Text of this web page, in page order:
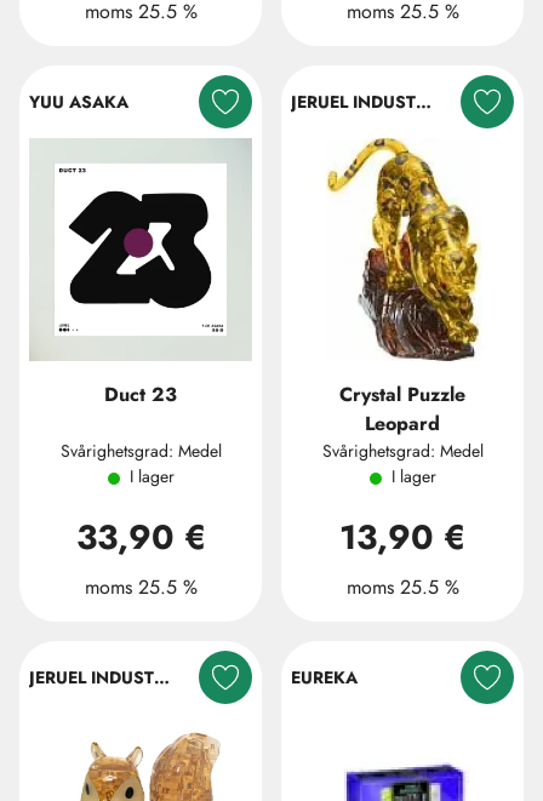
moms 25.5 % moms 25.5 %
YUU ASAKA
Duct 23
Svårighetsgrad: Medel
I lager
33,90 €
moms 25.5 %
JERUEL INDUSTRIAL COMPANY LTD.
Crystal Puzzle
Leopard
Svårighetsgrad: Medel
I lager
13,90 €
moms 25.5 %
JERUEL INDUSTRIAL COMPANY LTD. EUREKA